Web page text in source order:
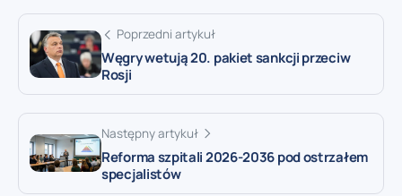
Poprzedni artykuł
Węgry wetują 20. pakiet sankcji przeciw
Rosji
Następny artykuł
Reforma szpitali 2026-2036 pod ostrzałem
specjalistów